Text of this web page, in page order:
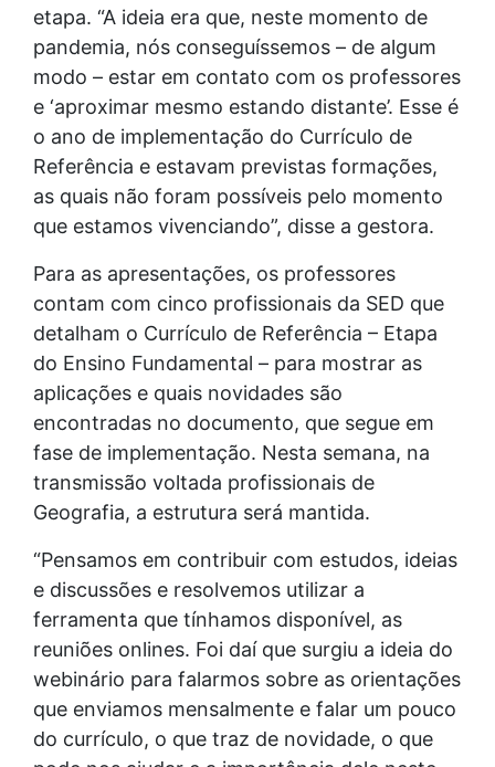
etapa. “A ideia era que, neste momento de
pandemia, nós conseguíssemos – de algum
modo – estar em contato com os professores
e ‘aproximar mesmo estando distante’. Esse é
o ano de implementação do Currículo de
Referência e estavam previstas formações,
as quais não foram possíveis pelo momento
que estamos vivenciando”, disse a gestora.
Para as apresentações, os professores
contam com cinco profissionais da SED que
detalham o Currículo de Referência – Etapa
do Ensino Fundamental – para mostrar as
aplicações e quais novidades são
encontradas no documento, que segue em
fase de implementação. Nesta semana, na
transmissão voltada profissionais de
Geografia, a estrutura será mantida.
“Pensamos em contribuir com estudos, ideias
e discussões e resolvemos utilizar a
ferramenta que tínhamos disponível, as
reuniões onlines. Foi daí que surgiu a ideia do
webinário para falarmos sobre as orientações
que enviamos mensalmente e falar um pouco
do currículo, o que traz de novidade, o que